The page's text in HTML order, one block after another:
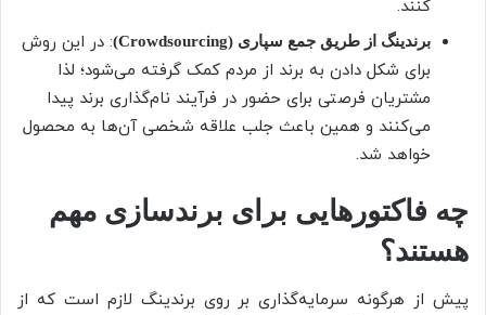
کنند.
برندینگ از طریق جمع سپاری (Crowdsourcing)
: در این روش
برای شکل دادن به برند از مردم کمک گرفته می‌شود؛ لذا
مشتریان فرصتی برای حضور در فرآیند نام‌گذاری برند پیدا
می‌کنند و همین باعث جلب علاقه شخصی آن‌ها به محصول
خواهد شد.
چه فاکتورهایی برای برندسازی مهم
هستند؟
پیش از هرگونه سرمایه‌گذاری بر روی برندینگ لازم است که از